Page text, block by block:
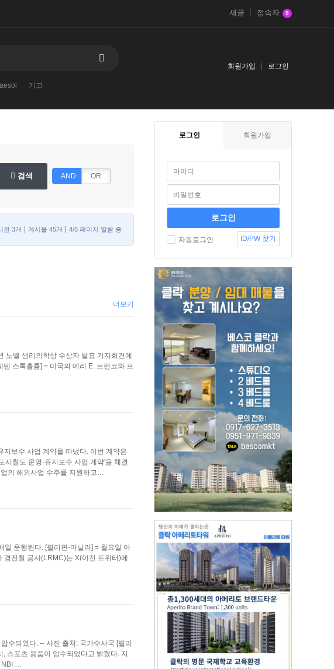
새글 접속자 9
기고
회원가입 로그인
검색 AND OR
판 3개 게시물 45개 4/5 페이지 열람 중
더보기
벨 생리의학상 수상자 발표 기자회견에
스톡홀름] = 미국의 메리 E. 브런코와 프
보수 사업 계약을 따냈다. 이번 계약은
철도 운영·유지보수 사업 계약'을 체결
의 해외사업 수주를 지원하고…
운행된다. [필리핀-마닐라] = 월요일 아
전철 공사(LRMC)는 X(이전 트위터)에
수되었다. -- 사진 출처: 국가수사국 [필리
스포츠 용품이 압수되었다고 밝혔다. 지
NBI …
로그인 회원가입
자동로그인 ID/PW 찾기